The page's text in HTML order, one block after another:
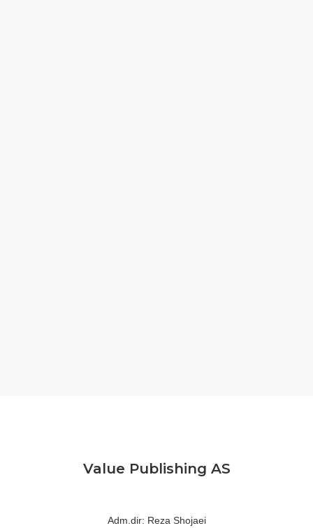
Value Publishing AS
Adm.dir: Reza Shojaei